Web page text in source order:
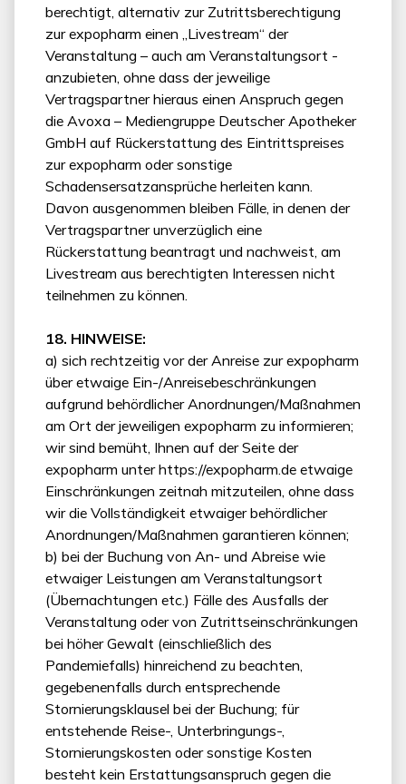
berechtigt, alternativ zur Zutrittsberechtigung
zur expopharm einen „Livestream“ der
Veranstaltung – auch am Veranstaltungsort -
anzubieten, ohne dass der jeweilige
Vertragspartner hieraus einen Anspruch gegen
die Avoxa – Mediengruppe Deutscher Apotheker
GmbH auf Rückerstattung des Eintrittspreises
zur expopharm oder sonstige
Schadensersatzansprüche herleiten kann.
Davon ausgenommen bleiben Fälle, in denen der
Vertragspartner unverzüglich eine
Rückerstattung beantragt und nachweist, am
Livestream aus berechtigten Interessen nicht
teilnehmen zu können.
18. HINWEISE:
a) sich rechtzeitig vor der Anreise zur expopharm
über etwaige Ein-/Anreisebeschränkungen
aufgrund behördlicher Anordnungen/Maßnahmen
am Ort der jeweiligen expopharm zu informieren;
wir sind bemüht, Ihnen auf der Seite der
expopharm unter https://expopharm.de etwaige
Einschränkungen zeitnah mitzuteilen, ohne dass
wir die Vollständigkeit etwaiger behördlicher
Anordnungen/Maßnahmen garantieren können;
b) bei der Buchung von An- und Abreise wie
etwaiger Leistungen am Veranstaltungsort
(Übernachtungen etc.) Fälle des Ausfalls der
Veranstaltung oder von Zutrittseinschränkungen
bei höher Gewalt (einschließlich des
Pandemiefalls) hinreichend zu beachten,
gegebenenfalls durch entsprechende
Stornierungsklausel bei der Buchung; für
entstehende Reise-, Unterbringungs-,
Stornierungskosten oder sonstige Kosten
besteht kein Erstattungsanspruch gegen die